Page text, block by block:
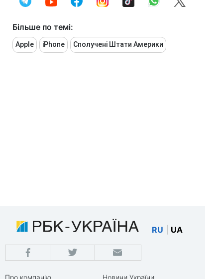
Більше по темі:
Apple iPhone Сполучені Штати Америки
RU UA
Про компанію
Новини України